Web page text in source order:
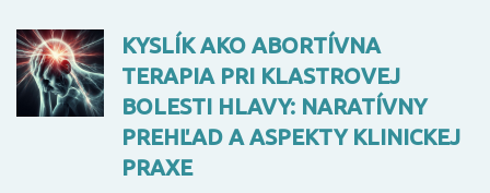
KYSLÍK AKO ABORTÍVNA
TERAPIA PRI KLASTROVEJ
BOLESTI HLAVY: NARATÍVNY
PREHĽAD A ASPEKTY KLINICKEJ
PRAXE